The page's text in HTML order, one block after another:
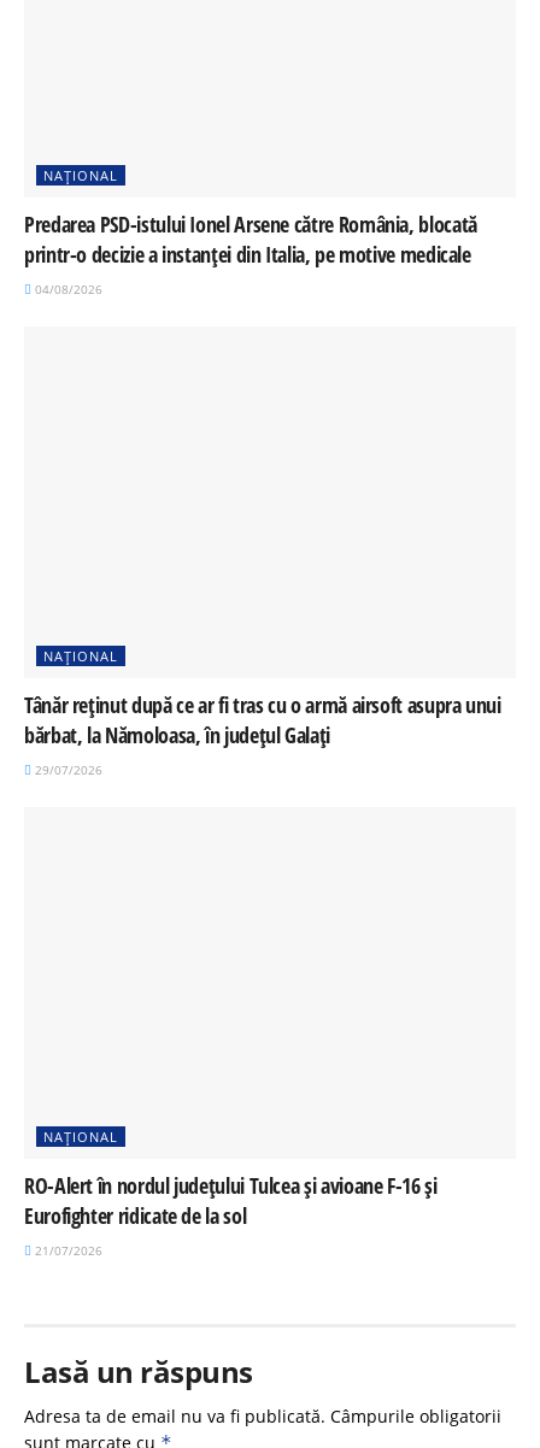
NAȚIONAL
Predarea PSD-istului Ionel Arsene către România, blocată
printr-o decizie a instanței din Italia, pe motive medicale
04/08/2026
NAȚIONAL
Tânăr reținut după ce ar fi tras cu o armă airsoft asupra unui
bărbat, la Nămoloasa, în județul Galați
29/07/2026
NAȚIONAL
RO-Alert în nordul județului Tulcea și avioane F-16 și
Eurofighter ridicate de la sol
21/07/2026
Lasă un răspuns
Adresa ta de email nu va fi publicată. Câmpurile obligatorii
sunt marcate cu *